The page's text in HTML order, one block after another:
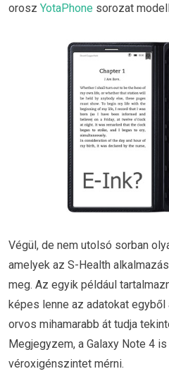
orosz YotaPhone sorozat
Végül, de nem utolsó sorban
amelyek az S-Health
meg. Az egyik például
képes lenne az adatokat
orvos mihamarabb át tudja
Megjegyzem, a Galaxy Note 4
véroxigénszintet mérni.